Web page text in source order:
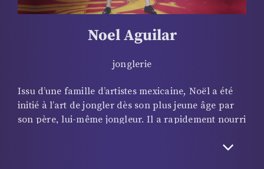
Noel Aguilar
jonglerie
Issu d’une famille d’artistes mexicaine, Noël a été
initié à l’art de jongler dès son plus jeune âge par
son père, lui-même jongleur. Il a rapidement nourri